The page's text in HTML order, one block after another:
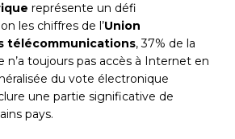
représente un défi
les chiffres de l’Union
télécommunications, 37% de la
n’a toujours pas accès à Internet en
du vote électronique
une partie significative de
pays.